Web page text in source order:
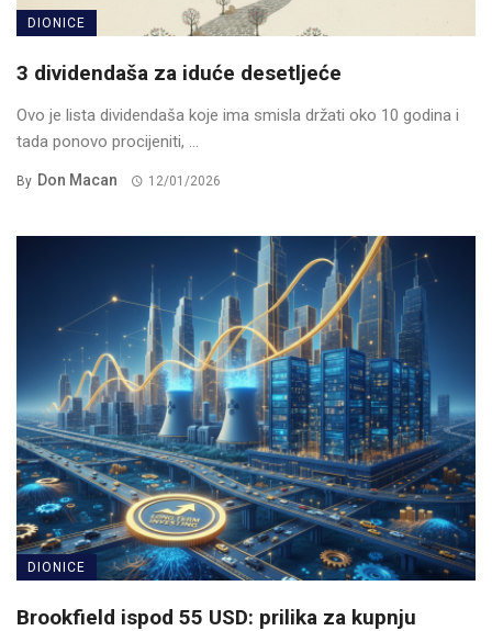
DIONICE
3 dividendaša za iduće desetljeće
Ovo je lista dividendaša koje ima smisla držati oko 10 godina i
tada ponovo procijeniti, ...
By Don Macan 12/01/2026
DIONICE
Brookfield ispod 55 USD: prilika za kupnju